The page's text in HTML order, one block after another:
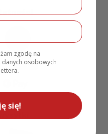
zgodę na
osobowych
się!